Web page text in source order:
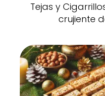
Tejas y
crujiente